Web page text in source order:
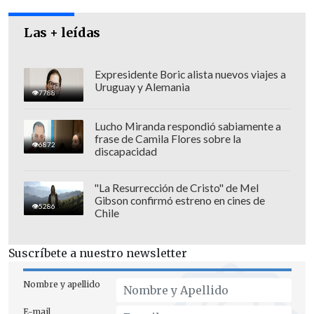
en forma previa que en el país de origen
se otorgan a los chilenos derechos y
de que gozarán estos solicitantes en
nuestro país. Igual exigencia deberá
existente".
que "el Senado está pidiendo que se
cumpla la ley y le está pidiendo al
tiene para estos efectos. Es un proceso
entre un poder del estado y otro. El
ministro de Transportes y
Las + leídas
7788
Expresidente Boric alista nuevos viajes a
Uruguay y Alemania
6872
Lucho Miranda respondió sabiamente a
frase de Camila Flores sobre la
discapacidad
5286
"La Resurrección de Cristo" de Mel
Gibson confirmó estreno en cines de
Chile
Suscríbete a nuestro newsletter
Nombre y apellido
E-mail